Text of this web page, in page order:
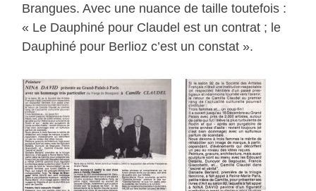
Brangues. Avec une nuance de taille toutefois :
« Le Dauphiné pour Claudel est un contrat ; le
Dauphiné pour Berlioz c’est un constat ».